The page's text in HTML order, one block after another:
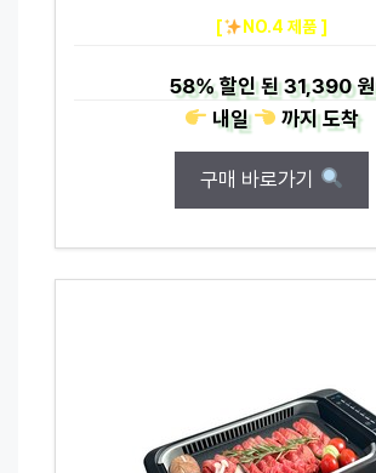
[ NO.4 제품 ]
58%할인 된31,390 원
내일
까지도착
구매 바로가기